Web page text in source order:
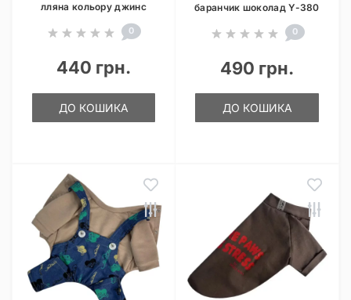
лляна кольору джинс
0
440 грн.
ДО КОШИКА
баранчик шоколад Y-380
0
490 грн.
ДО КОШИКА